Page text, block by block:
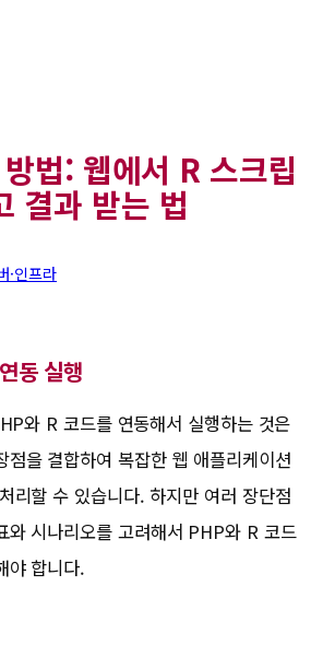
법: 웹에서 R 스크립
결과 받는 법
·인프라
동 실행
와 R 코드를 연동해서 실행하는 것은
점을 결합하여 복잡한 웹 애플리케이션
리할 수 있습니다. 하지만 여러 장단점
와 시나리오를 고려해서 PHP와 R 코드
야 합니다.